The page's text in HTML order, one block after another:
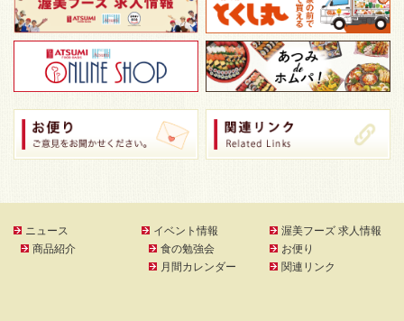
ニュース
商品紹介
イベント情報
食の勉強会
月間カレンダー
渥美フーズ 求人情報
お便り
関連リンク